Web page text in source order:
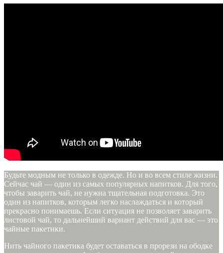
Будьте модным не только в одежде. Но и во всем стиле жизни.
Сейчас чай — один из самых популярных напитков. Для того,
чтобы заварить чай, не нужна тщательная подготовка. Это
один из напитков, которым легко наслаждаться и который
прекрасно понимаешь. Если ситуация не позволяет заварить
листовой чай, то дальнейший вариант действий для вас — это
чайные пакетики.
Нить чайного пакетика будет оставаться в прорези на ободке